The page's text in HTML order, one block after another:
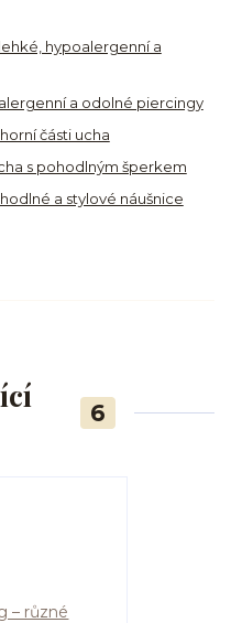
hypoalergenní a
a odolné piercingy
části ucha
s pohodlným šperkem
a stylové náušnice
6